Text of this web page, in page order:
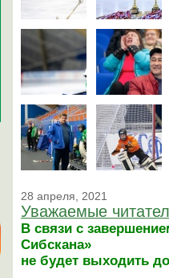
28 апреля, 2021
Уважаемые
В связи с
Сибскана»
не будет выходить до